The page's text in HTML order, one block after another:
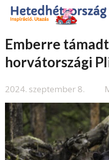
Emberre
horvátországi
2024. szeptember 8.